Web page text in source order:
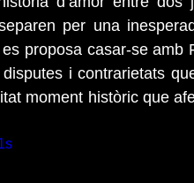
per una
proposa casar-se amb
i contrarietats
moment històric que